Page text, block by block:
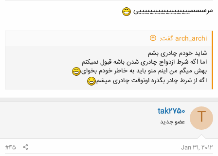
مرسسسیییییییییییییییییییی
arch_archi گفت:
شاید خودم چادری بشم
اما اگه شرط ازدواج چادری شدن باشه قبول نمیکنم
بهش میگم من اینم منو باید به خاطر خودم بخوای
اگه از شرط چادر بگذره اونوقت چادری میشم
T
tak2750
عضو جدید
Jan 31, 2012
#45